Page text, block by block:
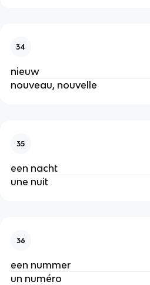
34
nieuw
nouveau, nouvelle
35
een nacht
une nuit
36
een nummer
un numéro